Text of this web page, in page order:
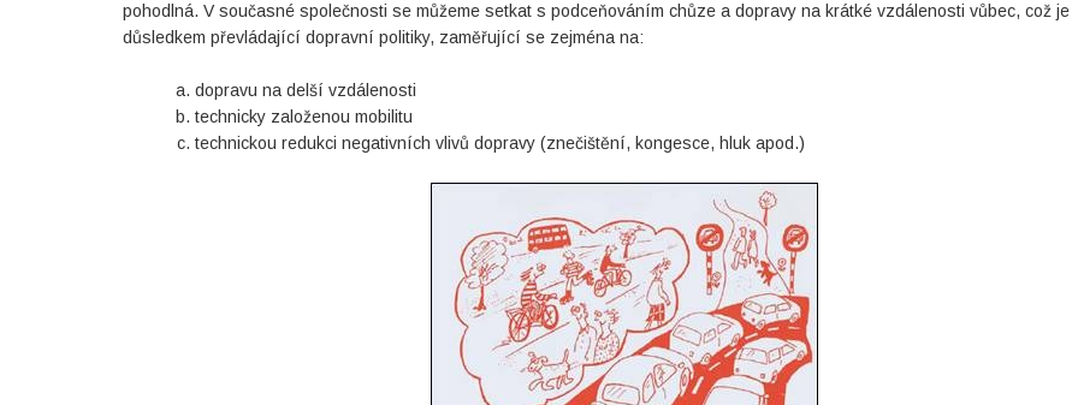
pohodlná. V současné společnosti se můžeme setkat s podceňováním chůze a dopravy na krátké vzdálenosti vůbec, což je
důsledkem převládající dopravní politiky, zaměřující se zejména na:
dopravu na delší vzdálenosti
technicky založenou mobilitu
technickou redukci negativních vlivů dopravy (znečištění, kongesce, hluk apod.)